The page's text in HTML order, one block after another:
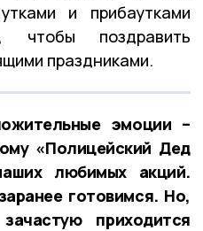
и прибаутками
поздравить
праздниками.
эмоции –
«Полицейский Дед
любимых акций.
готовимся. Но,
приходится